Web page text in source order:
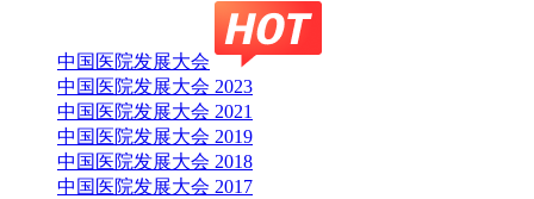
中国医院发展大会
中国医院发展大会 2023
中国医院发展大会 2021
中国医院发展大会 2019
中国医院发展大会 2018
中国医院发展大会 2017